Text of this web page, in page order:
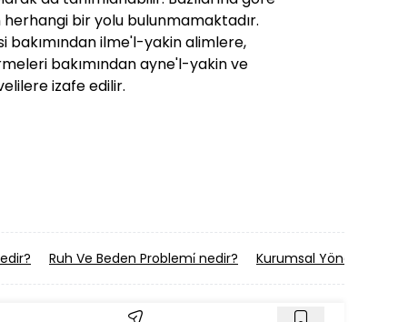
bir yolu bulunmamaktadır.
bakımından ilme'l-yakin alimlere,
bakımından ayne'l-yakin ve
izafe edilir.
Ruh Ve Beden Problemi̇ nedir? Kurumsal Yöneti̇m nedir?